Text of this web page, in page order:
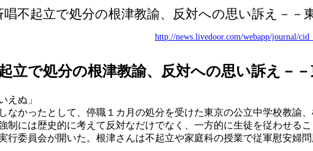
唱不起立で処分の根津教諭、反対への思い訴え－
http://news.livedoor.com/webapp/journal/
立で処分の根津教諭、反対への思い訴え－
えぬ」
かったとして、停職１カ月の処分を受けた東京の公立中学校教諭
制には歴史的に考えて反対なだけでなく、一方的に生徒を従わせる
委員会が開いた。根津さんは不起立や家庭科の授業で従軍慰安婦